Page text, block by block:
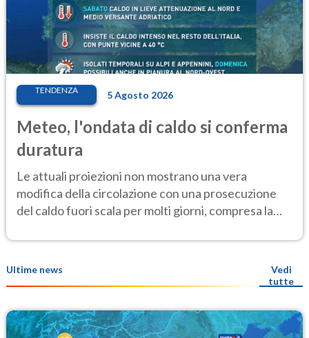
TENDENZA 5 Agosto 2026
Meteo, l'ondata di caldo si conferma
duratura
Le attuali proiezioni non mostrano una vera
modifica della circolazione con una prosecuzione
del caldo fuori scala per molti giorni, compresa la
Ultime news
Vedi
tutte